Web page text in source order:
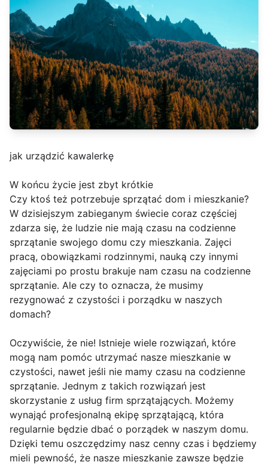
jak urządzić kawalerkę
W końcu życie jest zbyt krótkie
Czy ktoś też potrzebuje sprzątać dom i mieszkanie?
W dzisiejszym zabieganym świecie coraz częściej
zdarza się, że ludzie nie mają czasu na codzienne
sprzątanie swojego domu czy mieszkania. Zajęci
pracą, obowiązkami rodzinnymi, nauką czy innymi
zajęciami po prostu brakuje nam czasu na codzienne
sprzątanie. Ale czy to oznacza, że musimy
rezygnować z czystości i porządku w naszych
domach?
Oczywiście, że nie! Istnieje wiele rozwiązań, które
mogą nam pomóc utrzymać nasze mieszkanie w
czystości, nawet jeśli nie mamy czasu na codzienne
sprzątanie. Jednym z takich rozwiązań jest
skorzystanie z usług firm sprzątających. Możemy
wynająć profesjonalną ekipę sprzątającą, która
regularnie będzie dbać o porządek w naszym domu.
Dzięki temu oszczędzimy nasz cenny czas i będziemy
mieli pewność, że nasze mieszkanie zawsze będzie